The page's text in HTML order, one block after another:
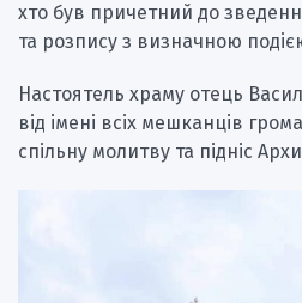
хто був причетний до
та розпису з визначною
Настоятель храму отець
від імені всіх мешканців
спільну молитву та підніс